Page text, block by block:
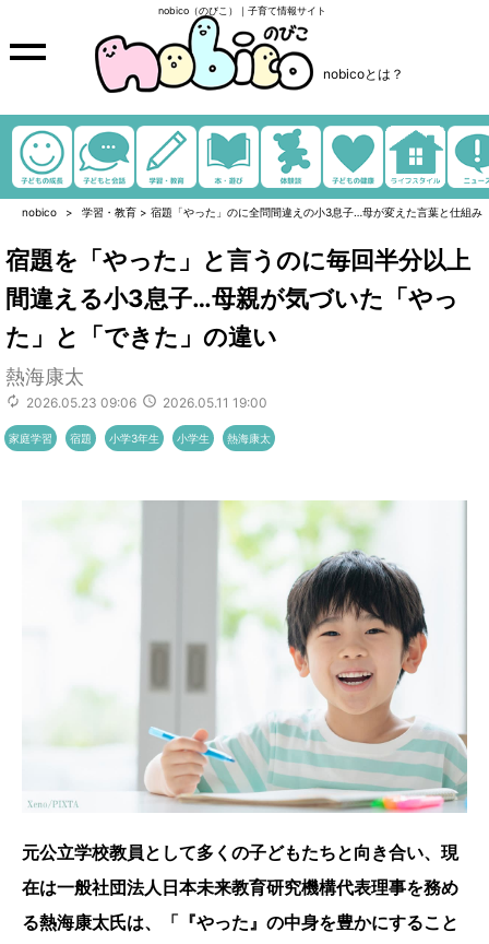
nobico（のびこ）｜子育て情報サイト
nobicoとは？
nobico 学習・教育 > 宿題「やった」のに全問間違えの小3息子…母が変えた言葉と仕組み
宿題を「やった」と言うのに毎回半分以上
間違える小3息子…母親が気づいた「やっ
た」と「できた」の違い
熱海康太
2026.05.23 09:06 2026.05.11 19:00
家庭学習 宿題 小学3年生 小学生 熱海康太
元公立学校教員として多くの子どもたちと向き合い、現
在は一般社団法人日本未来教育研究機構代表理事を務め
る熱海康太氏は、「『やった』の中身を豊かにすること